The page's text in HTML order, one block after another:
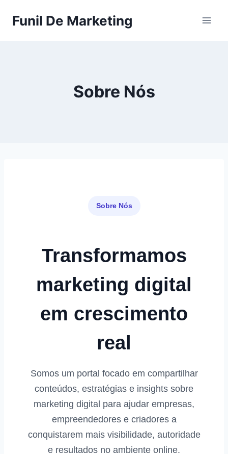
paraFunil De Marketing
Sobre Nós
Sobre Nós
Transformamos
marketing digital
em crescimento
real
Somos um portal focado em compartilhar
conteúdos, estratégias e insights sobre
marketing digital para ajudar empresas,
empreendedores e criadores a
conquistarem mais visibilidade, autoridade
e resultados no ambiente online.